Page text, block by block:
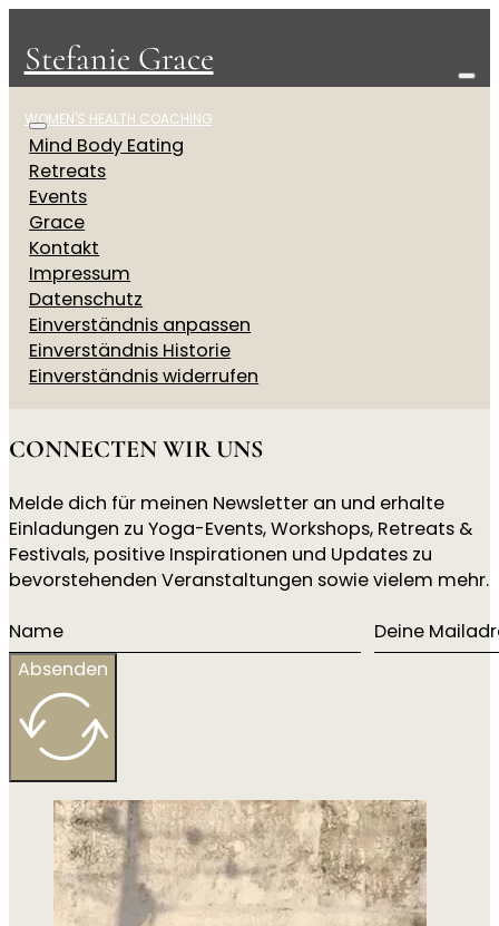
Stefanie Grace
WOMEN'S HEALTH COACHING
Mind Body Eating
Retreats
Events
Grace
Kontakt
Impressum
Datenschutz
Einverständnis anpassen
Einverständnis Historie
Einverständnis widerrufen
CONNECTEN WIR UNS
Melde dich für meinen Newsletter an und erhalte
Einladungen zu Yoga-Events, Workshops, Retreats &
Festivals, positive Inspirationen und Updates zu
bevorstehenden Veranstaltungen sowie vielem mehr.
Absenden